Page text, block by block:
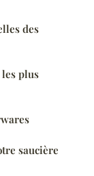
des
plus
saucière